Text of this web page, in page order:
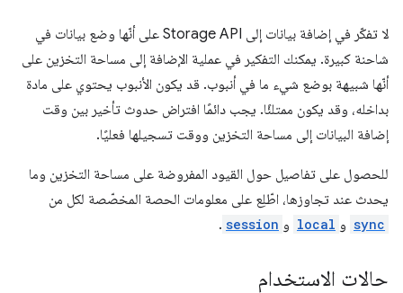
لا تفكّر في إضافة بيانات إلى Storage API على أنّها وضع بيانات في
شاحنة كبيرة. يمكنك التفكير في عملية الإضافة إلى مساحة التخزين على
أنّها شبيهة بوضع شيء ما في أنبوب. قد يكون الأنبوب يحتوي على مادة
بداخله، وقد يكون ممتلئًا. يجب دائمًا افتراض حدوث تأخير بين وقت
إضافة البيانات إلى مساحة التخزين ووقت تسجيلها فعليًا.
للحصول على تفاصيل حول القيود المفروضة على مساحة التخزين وما
يحدث عند تجاوزها، اطّلِع على معلومات الحصة المخصّصة لكل من
sync و local و session
.
حالات الاستخدام